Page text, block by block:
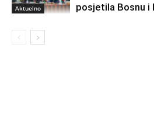
Aktuelno
posjetila Bosnu i